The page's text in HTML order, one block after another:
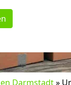
Darmstadt»